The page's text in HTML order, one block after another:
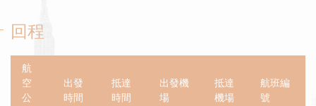
回程
航
空
公
出發
時間
抵達
時間
出發機
場
抵達
機場
航班編
號